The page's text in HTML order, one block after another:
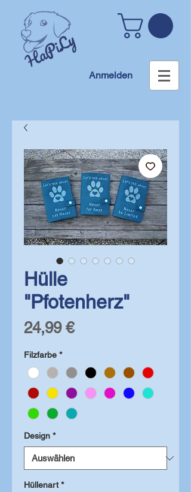
Anmelden
Hülle
"Pfotenherz"
24,99 €Preis
Filzfarbe *
Design *
Hüllenart *